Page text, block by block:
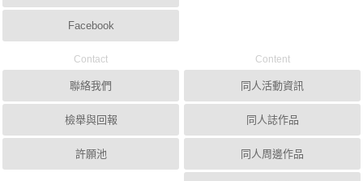
Facebook
Contact
聯絡我們
檢舉與回報
許願池
Content
同人活動資訊
同人誌作品
同人周邊作品